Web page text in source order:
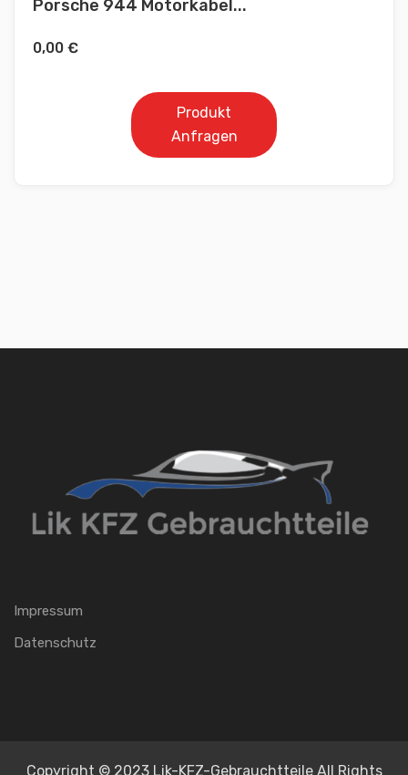
Porsche 944 Motorkabel...
0,00 €
Produkt
Anfragen
Impressum
Datenschutz
Copyright © 2023 Lik-KFZ-Gebrauchtteile All Rights